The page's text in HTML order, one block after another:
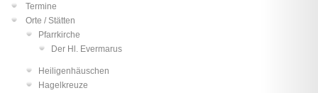
Termine
Orte / Stätten
Pfarrkirche
Der Hl. Evermarus
Heiligenhäuschen
Hagelkreuze